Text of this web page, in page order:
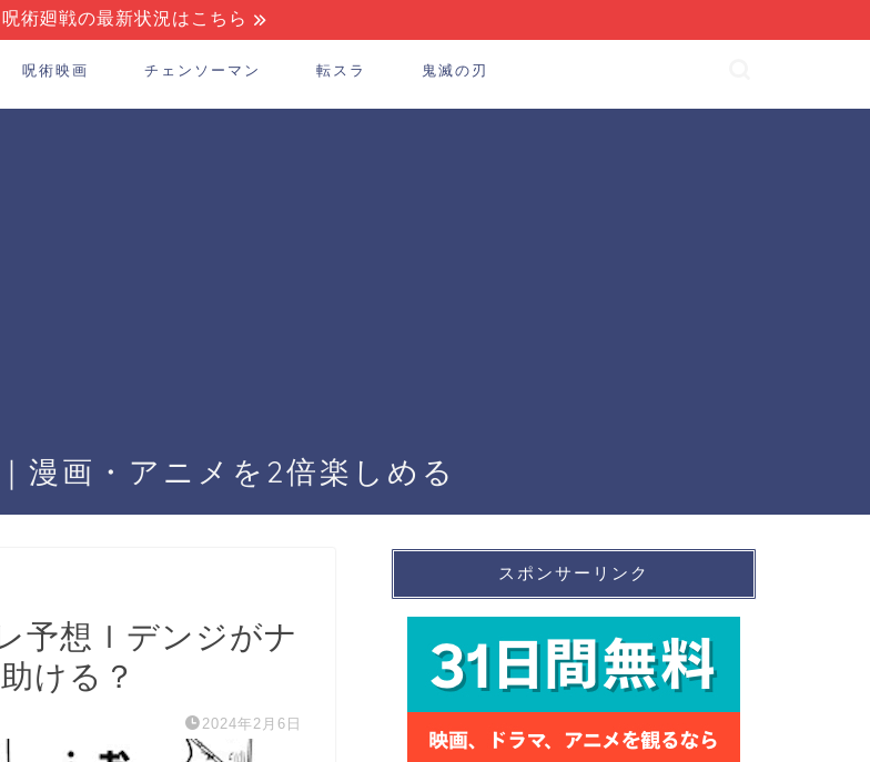
呪術廻戦の最新状況はこちら
呪術映画 チェンソーマン 転スラ 鬼滅の刃
漫画・アニメを2倍楽しめる
予想ｌデンジがナ
ける？
2024年2月6日
スポンサーリンク